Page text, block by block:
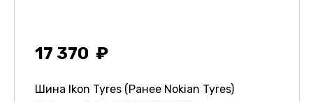
17 370
Шина Ikon Tyres (Ранее Nokian Tyres)